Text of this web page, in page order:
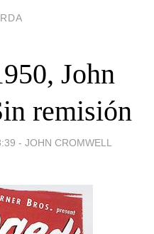
John
remisión
- JOHN CROMWELL